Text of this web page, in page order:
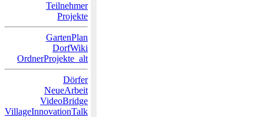
Teilnehmer
Projekte
GartenPlan
DorfWiki
OrdnerProjekte_alt
Dörfer
NeueArbeit
VideoBridge
VillageInnovationTalk